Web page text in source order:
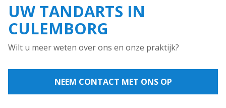
UW TANDARTS IN
CULEMBORG
Wilt u meer weten over ons en onze praktijk?
NEEM CONTACT MET ONS OP